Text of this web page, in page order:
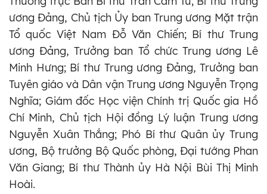
ương Đảng, Chủ tịch Ủy ban Trung ương Mặt trận
Tổ quốc Việt Nam Đỗ Văn Chiến; Bí thư Trung
ương Đảng, Trưởng ban Tổ chức Trung ương Lê
Minh Hưng; Bí thư Trung ương Đảng, Trưởng ban
Tuyên giáo và Dân vận Trung ương Nguyễn Trọng
Nghĩa; Giám đốc Học viện Chính trị Quốc gia Hồ
Chí Minh, Chủ tịch Hội đồng Lý luận Trung ương
Nguyễn Xuân Thắng; Phó Bí thư Quân ủy Trung
ương, Bộ trưởng Bộ Quốc phòng, Đại tướng Phan
Văn Giang; Bí thư Thành ủy Hà Nội Bùi Thị Minh
Hoài.